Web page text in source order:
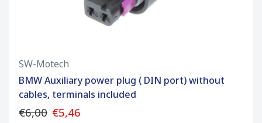
SW-Motech
BMW Auxiliary power plug ( DIN port) without
cables, terminals included
€6,00 €5,46